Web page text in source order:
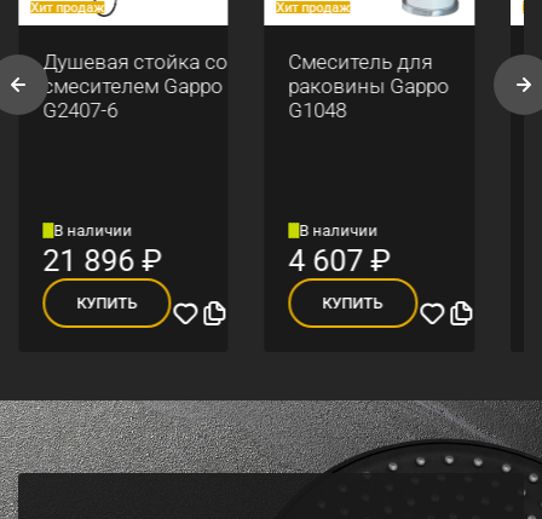
Хит продаж
Душевая стойка со
смесителем Gappo
G2407-6
В наличии
21 896₽
КУПИТЬ
Хит продаж
Смеситель для
раковины Gappo
G1048
В наличии
4 607₽
КУПИТЬ